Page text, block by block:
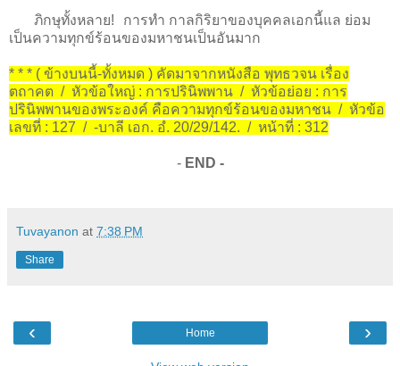
ภิกษุทั้งหลาย! การทำ กาลกิริยาของบุคคลเอกนี้แล ย่อม
เป็นความทุกข์ร้อนของมหาชนเป็นอันมาก
* * * ( ข้างบนนี้-ทั้งหมด ) คัดมาจากหนังสือ พุทธวจน เรื่อง
ตถาคต / หัวข้อใหญ่ : การปรินิพพาน / หัวข้อย่อย : การ
ปรินิพพานของพระองค์ คือความทุกข์ร้อนของมหาชน / หัวข้อ
เลขที่ : 127 / -บาลี เอก. อํ. 20/29/142. / หน้าที่ : 312
-END -
Tuvayanon at 7:38 PM
Share
‹ ›
Home